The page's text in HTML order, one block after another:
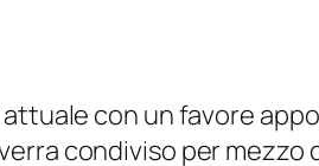
con un favore
condiviso per mezzo